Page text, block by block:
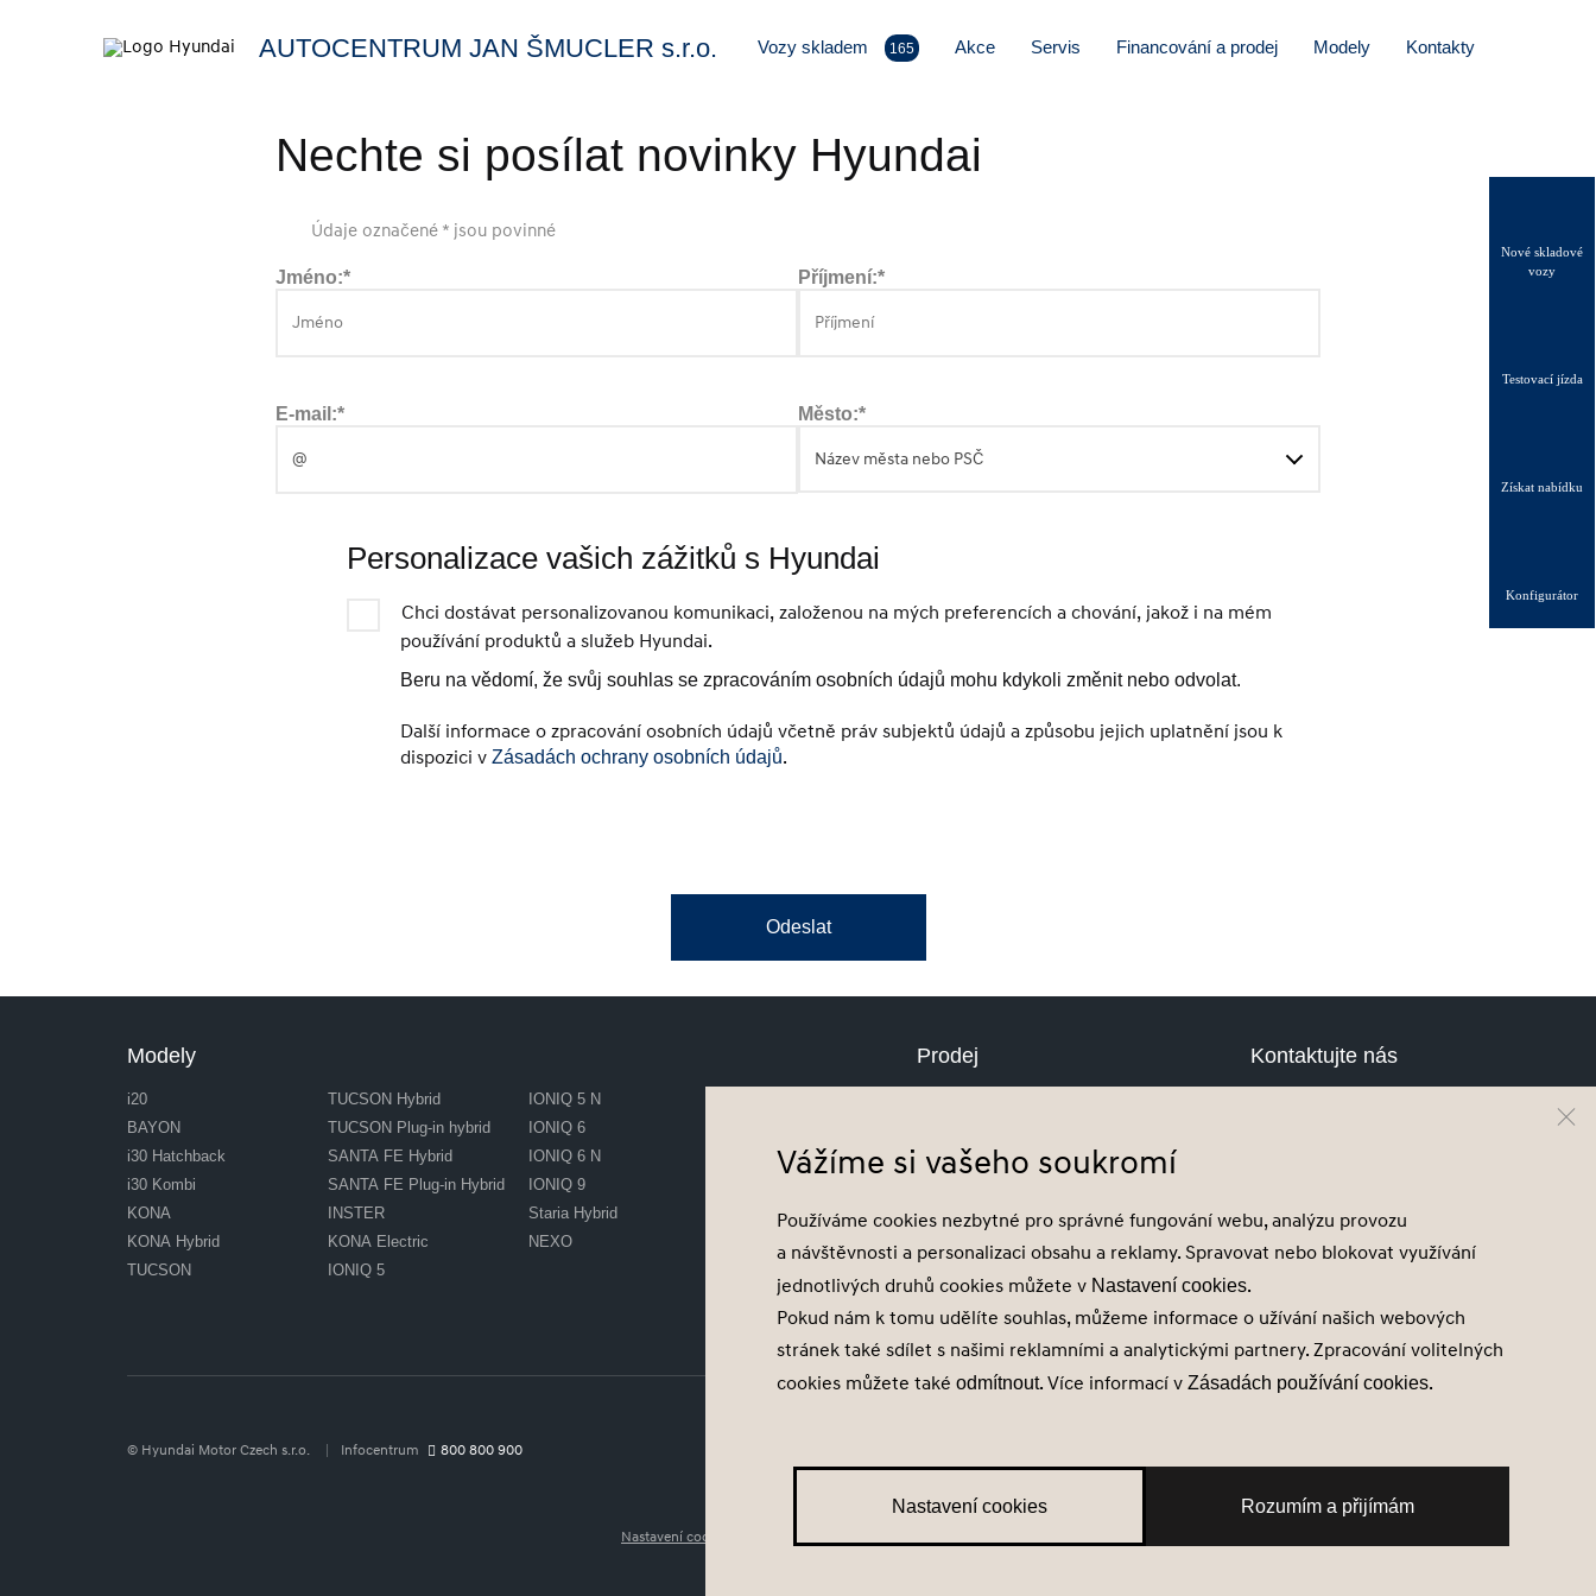
AUTOCENTRUM JAN ŠMUCLER s.r.o. Vozy skladem 165 Akce Servis Financování a prodej Modely Kontakty
Nové skladové
vozy
Testovací jízda
Získat nabídku
Konfigurátor
Nechte si posílat novinky Hyundai
Údaje označené * jsou povinné
Jméno:* Příjmení:*
E-mail:* Město:*
Název města nebo PSČ
Personalizace vašich zážitků s Hyundai
Chci dostávat personalizovanou komunikaci, založenou na mých preferencích a chování, jakož i na mém
používání produktů a služeb Hyundai.
Beru na vědomí, že svůj souhlas se zpracováním osobních údajů mohu kdykoli změnit nebo odvolat.
Další informace o zpracování osobních údajů včetně práv subjektů údajů a způsobu jejich uplatnění jsou k
dispozici v Zásadách ochrany osobních údajů.
Odeslat
Modely
i20
BAYON
i30 Hatchback
i30 Kombi
KONA
KONA Hybrid
TUCSON
TUCSON Hybrid
TUCSON Plug-in hybrid
SANTA FE Hybrid
SANTA FE Plug-in Hybrid
INSTER
KONA Electric
IONIQ 5
IONIQ 5 N
IONIQ 6
IONIQ 6 N
IONIQ 9
Staria Hybrid
NEXO
Prodej
Ojeté vozy
Akční nabídky
Konfigurátor
Konfigurátor
Kontaktujte nás
© Hyundai Motor Czech s.r.o. Infocentrum 800 800 900
Nastavení cookies
Vážíme si vašeho soukromí
Používáme cookies nezbytné pro správné fungování webu, analýzu provozu
a návštěvnosti a personalizaci obsahu a reklamy. Spravovat nebo blokovat využívání
jednotlivých druhů cookies můžete v Nastavení cookies.
Pokud nám k tomu udělíte souhlas, můžeme informace o užívání našich webových
stránek také sdílet s našimi reklamními a analytickými partnery. Zpracování volitelných
cookies můžete také odmítnout. Více informací v Zásadách používání cookies.
Nastavení cookies Rozumím a přijímám